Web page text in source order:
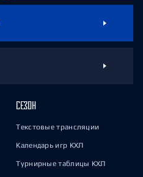
СЕЗОН
Текстовые трансляции
Календарь игр КХЛ
Турнирные таблицы КХЛ